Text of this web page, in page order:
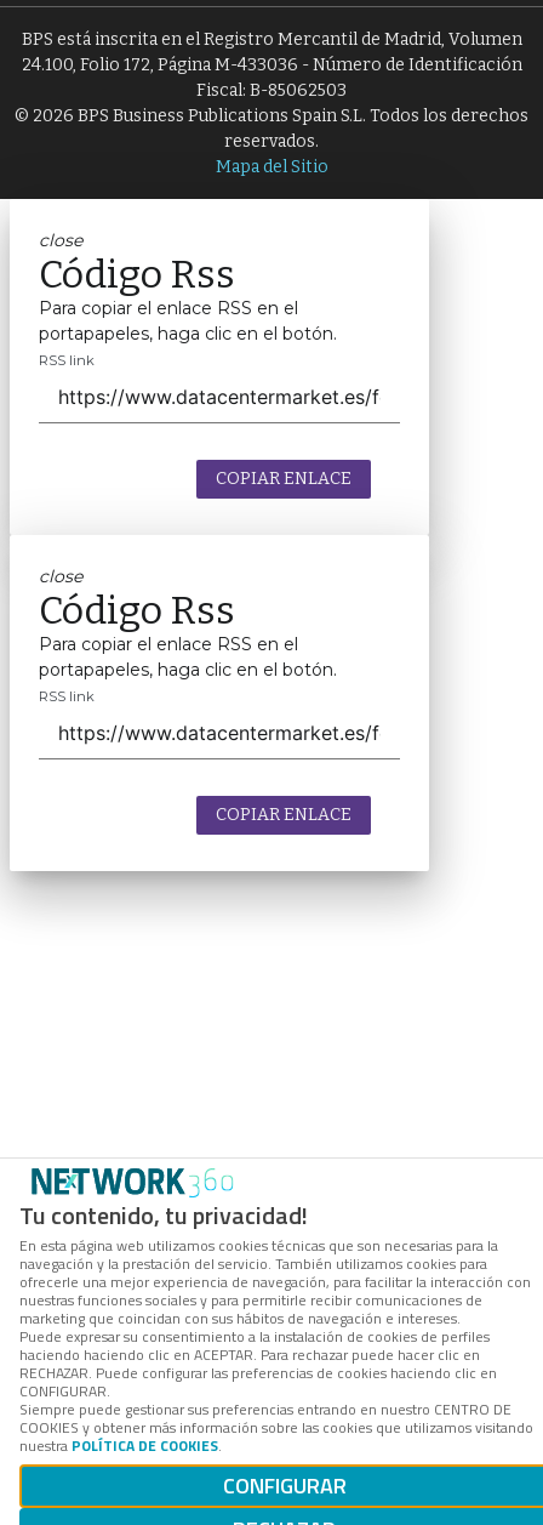
Tu contenido, tu privacidad!
En esta página web utilizamos cookies técnicas que son necesarias para la
navegación y la prestación del servicio. También utilizamos cookies para
ofrecerle una mejor experiencia de navegación, para facilitar la interacción con
nuestras funciones sociales y para permitirle recibir comunicaciones de
marketing que coincidan con sus hábitos de navegación e intereses.
Puede expresar su consentimiento a la instalación de cookies de perfiles
haciendo haciendo clic en ACEPTAR. Para rechazar puede hacer clic en
RECHAZAR. Puede configurar las preferencias de cookies haciendo clic en
CONFIGURAR.
Siempre puede gestionar sus preferencias entrando en nuestro CENTRO DE
COOKIES y obtener más información sobre las cookies que utilizamos visitando
nuestra POLÍTICA DE COOKIES.
CONFIGURAR
BPS está inscrita en el Registro Mercantil de Madrid, Volumen
24.100, Folio 172, Página M-433036 - Número de Identificación
Fiscal: B-85062503
© 2026 BPS Business Publications Spain S.L. Todos los derechos
reservados.
Mapa del Sitio
close
Código Rss
Para copiar el enlace RSS en el
portapapeles, haga clic en el botón.
RSS link
COPIAR ENLACE
close
Código Rss
Para copiar el enlace RSS en el
portapapeles, haga clic en el botón.
RSS link
COPIAR ENLACE